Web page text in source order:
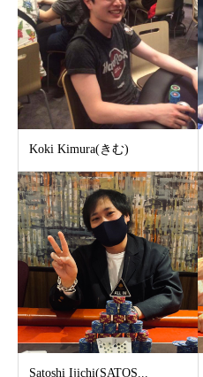
Koki Kimura(きむ)
Satoshi Ijichi(SATOS...